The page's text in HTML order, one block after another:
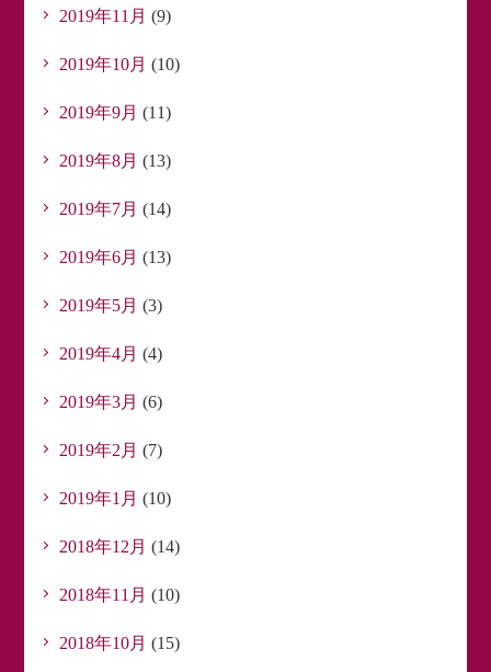
2019年11月 (9)
2019年10月 (10)
2019年9月 (11)
2019年8月 (13)
2019年7月 (14)
2019年6月 (13)
2019年5月 (3)
2019年4月 (4)
2019年3月 (6)
2019年2月 (7)
2019年1月 (10)
2018年12月 (14)
2018年11月 (10)
2018年10月 (15)